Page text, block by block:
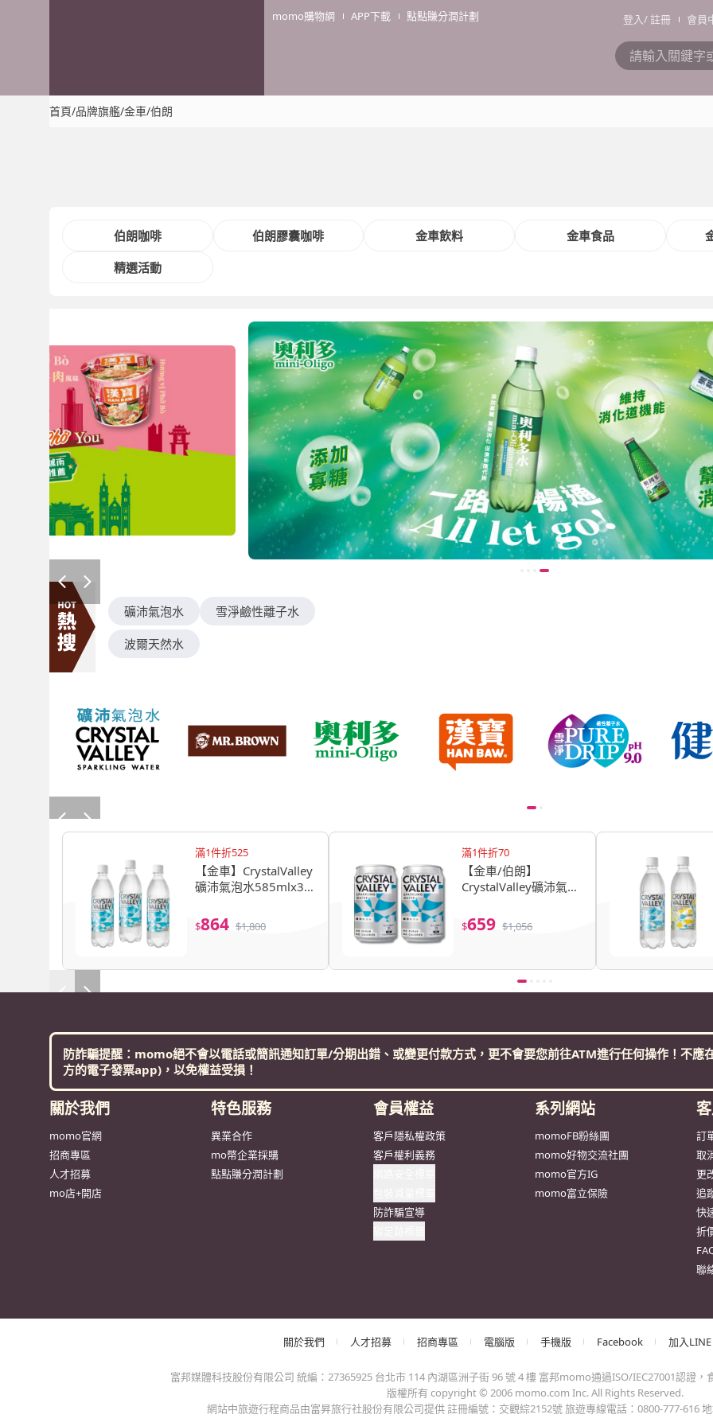
momo購物網 APP下載 點點賺分潤計劃 登入/註冊 會員
首頁/品牌旗艦/金車/伯朗
伯朗咖啡 伯朗膠囊咖啡 金車飲料 金車食品
精選活動
礦沛氣泡水 雪淨鹼性離子水
波爾天然水
滿1件折525
【金車】CrystalValley
礦沛氣泡水585mlx3
$864 $1,800
滿1件折70
【金車/伯朗】
CrystalValley礦沛氣泡
(330mlx24入/箱)
$659 $1,056
防詐騙提醒：momo絕不會以電話或簡訊通知訂單/分期出錯、或變更付款方式，更不會要您前往ATM進行任何操作！不
方的電子發票app)，以免權益受損！
關於我們
momo官網
招商專區
人才招募
mo店+開店
特色服務
異業合作
mo幣企業採購
點點賺分潤計劃
會員權益
客戶隱私權政策
客戶權利義務
防詐騙宣導
系列網站
momoFB粉絲團
momo好物交流社團
momo官方IG
momo富立保險
訂
取
更
追
快
折
聯
關於我們 人才招募 招商專區 電腦版 手機版 Facebook 加入LINE
富邦媒體科技股份有限公司 統編：27365925 台北市 114 內湖區洲子街 96 號 4 樓 富邦momo通過ISO/IEC27001認證，
版權所有 copyright © 2006 momo.com Inc. All Rights Reserved.
網站中旅遊行程商品由富昇旅行社股份有限公司提供 註冊編號：交觀綜2152號 旅遊專線電話：0800-777-616